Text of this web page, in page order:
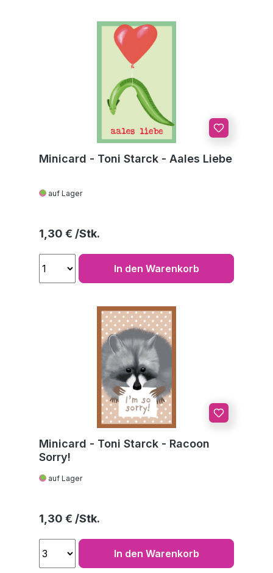
Minicard - Toni Starck - Aales Liebe
auf Lager
Regulärer Preis:
1,30 €
In den Warenkorb
Minicard - Toni Starck - Racoon
Sorry!
auf Lager
Regulärer Preis:
1,30 €
In den Warenkorb